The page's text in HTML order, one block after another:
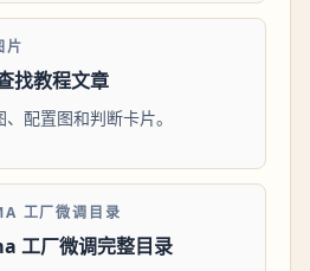
片
找教程文章
、配置图和判断卡片。
工厂微调目录
工厂微调完整目录